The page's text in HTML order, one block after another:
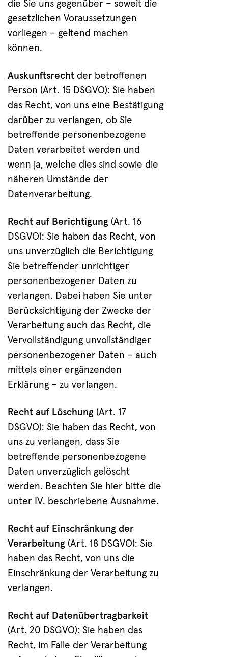
die Sie uns gegenüber – soweit die
gesetzlichen Voraussetzungen
vorliegen – geltend machen
können.
Auskunftsrecht der betroffenen
Person (Art. 15 DSGVO): Sie haben
das Recht, von uns eine Bestätigung
darüber zu verlangen, ob Sie
betreffende personenbezogene
Daten verarbeitet werden und
wenn ja, welche dies sind sowie die
näheren Umstände der
Datenverarbeitung.
Recht auf Berichtigung (Art. 16
DSGVO): Sie haben das Recht, von
uns unverzüglich die Berichtigung
Sie betreffender unrichtiger
personenbezogener Daten zu
verlangen. Dabei haben Sie unter
Berücksichtigung der Zwecke der
Verarbeitung auch das Recht, die
Vervollständigung unvollständiger
personenbezogener Daten – auch
mittels einer ergänzenden
Erklärung – zu verlangen.
Recht auf Löschung (Art. 17
DSGVO): Sie haben das Recht, von
uns zu verlangen, dass Sie
betreffende personenbezogene
Daten unverzüglich gelöscht
werden. Beachten Sie hier bitte die
unter IV. beschriebene Ausnahme.
Recht auf Einschränkung der
Verarbeitung (Art. 18 DSGVO): Sie
haben das Recht, von uns die
Einschränkung der Verarbeitung zu
verlangen.
Recht auf Datenübertragbarkeit
(Art. 20 DSGVO): Sie haben das
Recht, im Falle der Verarbeitung